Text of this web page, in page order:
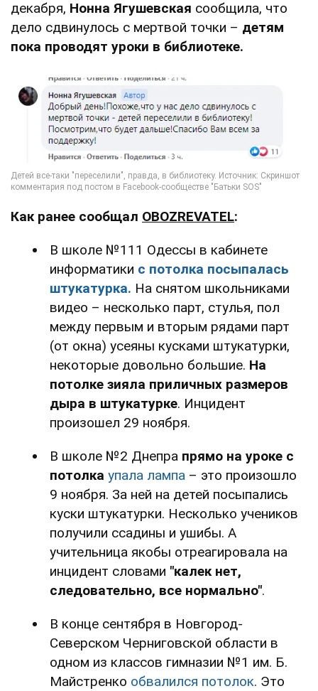
декабря, Нонна Ягушевская сообщила, что
дело сдвинулось с мертвой точки – детям
пока проводят уроки в библиотеке.
Как ранее сообщал OBOZREVATEL:
В школе №111 Одессы в кабинете
информатики с потолка посыпалась
штукатурка. На снятом школьниками
видео – несколько парт, стулья, пол
между первым и вторым рядами парт
(от окна) усеяны кусками штукатурки,
некоторые довольно большие. На
потолке зияла приличных размеров
дыра в штукатурке. Инцидент
произошел 29 ноября.
В школе №2 Днепра прямо на уроке с
потолка упала лампа – это произошло
9 ноября. За ней на детей посыпались
куски штукатурки. Несколько учеников
получили ссадины и ушибы. А
учительница якобы отреагировала на
инцидент словами "калек нет,
следовательно, все нормально".
В конце сентября в Новгород-
Северском Черниговской области в
одном из классов гимназии №1 им. Б.
Майстренко обвалился потолок. Это